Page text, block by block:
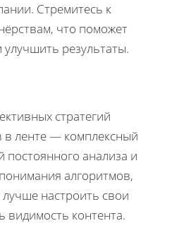
Стремитесь к
что поможет
результаты.
стратегий
в ленте — комплексный
анализа и
алгоритмов,
настроить свои
видимость контента.